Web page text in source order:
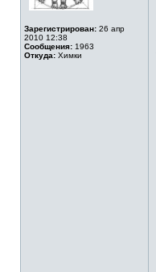
Зарегистрирован: 26 апр
2010 12:38
Сообщения: 1963
Откуда: Химки